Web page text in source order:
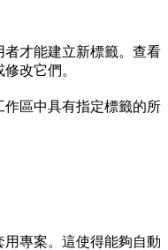
者才能建立新標籤。查看
改它們。
區中具有指定標籤的所
專案。這使得能夠自動